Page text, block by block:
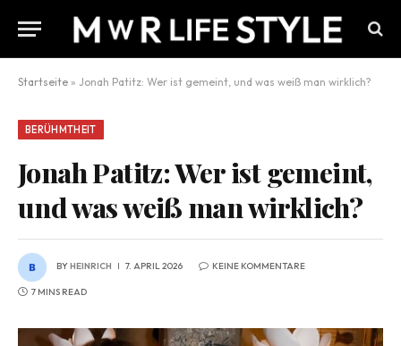
Startseite » Jonah Patitz: Wer ist gemeint, und was weiß man wirklich?
BERÜHMTHEIT
Jonah Patitz: Wer ist gemeint,
und was weiß man wirklich?
BYHEINRICH 7. APRIL 2026 KEINE KOMMENTARE
7 MINS READ